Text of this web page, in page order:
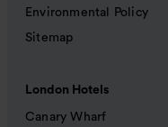
Environmental Policy
Sitemap
London Hotels
Canary Wharf